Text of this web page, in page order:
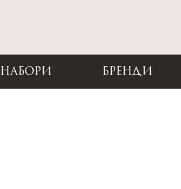
НАБОРИ БРЕНДИ